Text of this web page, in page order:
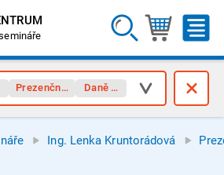
Prezenční seminářeDaně z příjmů
Ing. Lenka Kruntorádová